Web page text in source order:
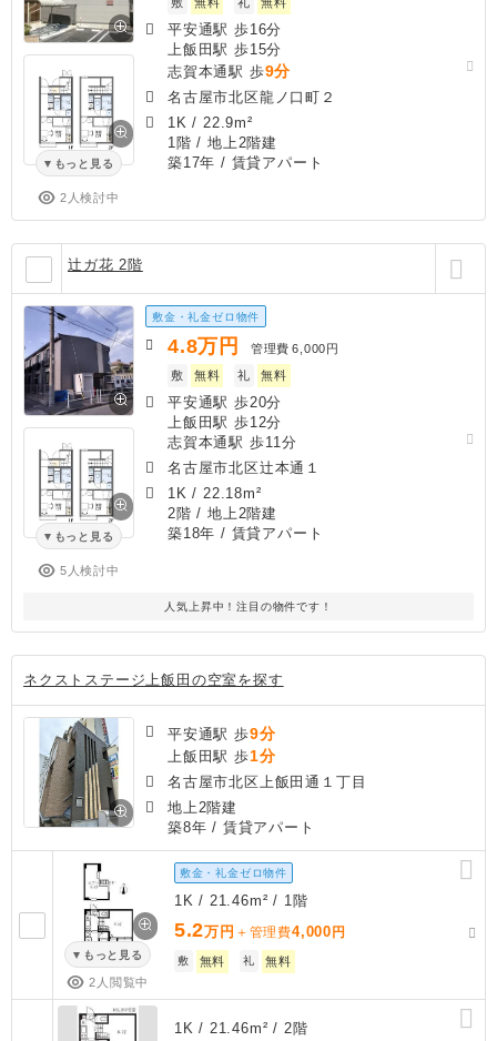
もっと見る
2人検討中
平安通駅 歩16分
上飯田駅 歩15分
志賀本通駅 歩9分
名古屋市北区龍ノ口町２
1K / 22.9m²
1階 / 地上2階建
築17年 / 賃貸アパート
辻ガ花 2階
もっと見る
5人検討中
敷金・礼金ゼロ物件
4.8万円 管理費 6,000円
敷
無料 礼 無料
平安通駅 歩20分
上飯田駅 歩12分
志賀本通駅 歩11分
名古屋市北区辻本通１
1K / 22.18m²
2階 / 地上2階建
築18年 / 賃貸アパート
人気上昇中！注目の物件です！
ネクストステージ上飯田の空室を探す
平安通駅 歩9分
上飯田駅 歩1分
名古屋市北区上飯田通１丁目
地上2階建
築8年 / 賃貸アパート
もっと見る
2人閲覧中
敷金・礼金ゼロ物件
1K / 21.46m² / 1階
5.2万円 ＋管理費4,000 円
敷 無料 礼 無料
1K / 21.46m² / 2階